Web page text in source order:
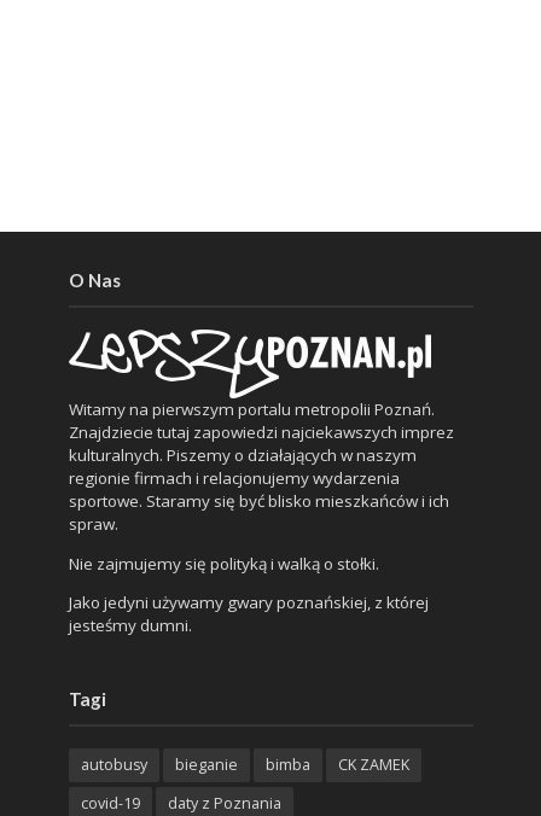
O Nas
Witamy na pierwszym portalu metropolii Poznań.
Znajdziecie tutaj zapowiedzi najciekawszych imprez
kulturalnych. Piszemy o działających w naszym
regionie firmach i relacjonujemy wydarzenia
sportowe. Staramy się być blisko mieszkańców i ich
spraw.
Nie zajmujemy się polityką i walką o stołki.
Jako jedyni używamy gwary poznańskiej, z której
jesteśmy dumni.
Tagi
autobusy bieganie bimba
CK ZAMEK
covid-19
daty z Poznania